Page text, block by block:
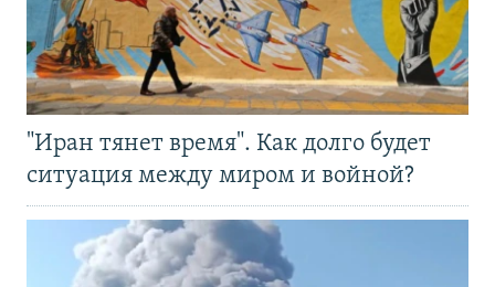
"Иран тянет время". Как долго будет
ситуация между миром и войной?